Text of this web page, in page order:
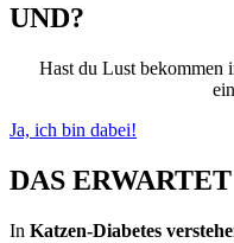
UND?
Hast du Lust bekommen
Ja, ich bin dabei!
DAS
In Katzen-Diabetes